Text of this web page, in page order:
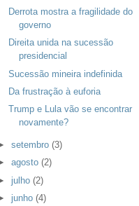
Derrota mostra a fragilidade do
governo
Direita unida na sucessão
presidencial
Sucessão mineira indefinida
Da frustração à euforia
Trump e Lula vão se encontrar
novamente?
setembro(3)
agosto(2)
julho(2)
junho(4)